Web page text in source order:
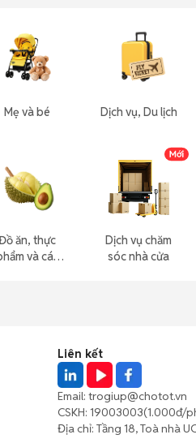
Mẹ và bé
ăn, thực
và các
Dịch vụ, Du lịch
Dịch vụ chăm
sóc nhà cửa
Liên kết
Email: trogiup@chotot.vn
CSKH: 19003003(1.000đ/
Địa chỉ: Tầng 18, Toà nhà